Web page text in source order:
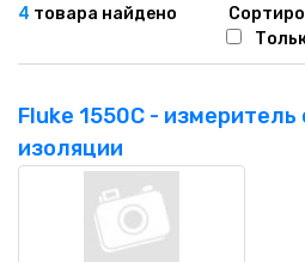
4 товара найдено
Fluke 1550C -
изоляции